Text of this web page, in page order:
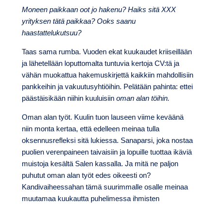
Moneen paikkaan oot jo hakenu? Haiks sitä XXX
yrityksen tätä paikkaa? Ooks saanu
haastattelukutsuu?
Taas sama rumba. Vuoden ekat kuukaudet kriiseillään
ja lähetellään loputtomalta tuntuvia kertoja CV:tä ja
vähän muokattua hakemuskirjettä kaikkiin mahdollisiin
pankkeihin ja vakuutusyhtiöihin. Pelätään pahinta: ettei
päästäisikään niihin kuuluisiin oman alan töihin.
Oman alan työt. Kuulin tuon lauseen viime keväänä
niin monta kertaa, että edelleen meinaa tulla
oksennusrefleksi sitä lukiessa. Sanaparsi, joka nostaa
puolien verenpaineen taivaisiin ja lopuille tuottaa ikäviä
muistoja kesältä Salen kassalla. Ja mitä ne paljon
puhutut oman alan työt edes oikeesti on?
Kandivaiheessahan tämä suurimmalle osalle meinaa
muutamaa kuukautta puhelimessa ihmisten